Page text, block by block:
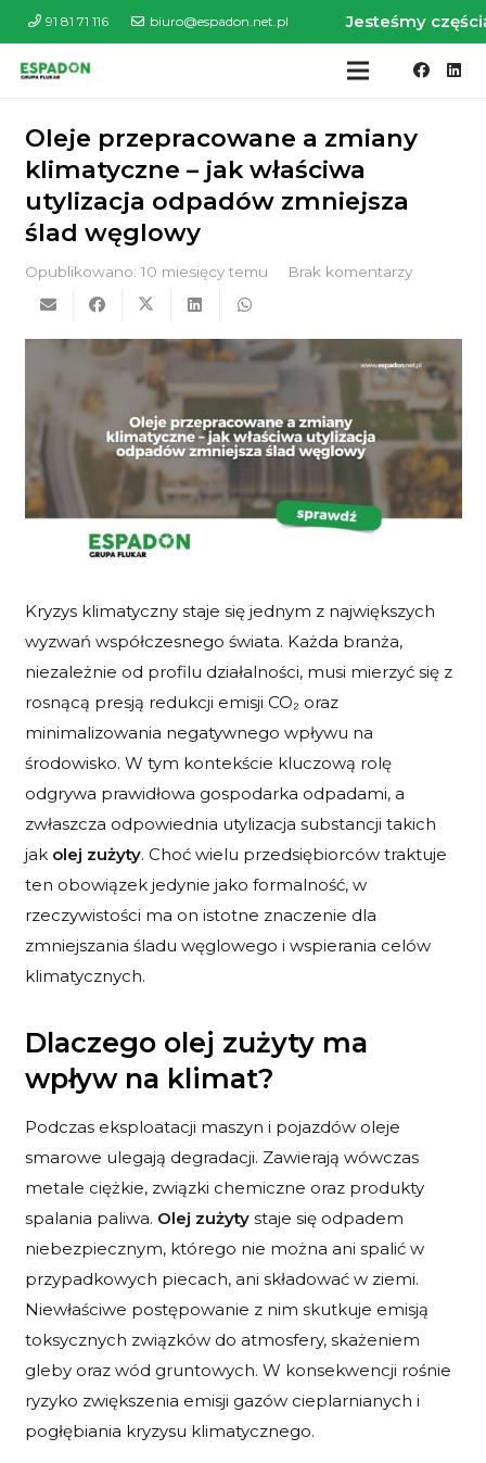
91 81 71 116 biuro@espadon.net.pl Jesteśmy
Oleje przepracowane a zmiany
klimatyczne – jak właściwa
utylizacja odpadów zmniejsza
ślad węglowy
Opublikowano: 10 miesięcy temu Brak komentarzy
Kryzys klimatyczny staje się jednym z największych
wyzwań współczesnego świata. Każda branża,
niezależnie od profilu działalności, musi mierzyć się z
rosnącą presją redukcji emisji CO₂ oraz
minimalizowania negatywnego wpływu na
środowisko. W tym kontekście kluczową rolę
odgrywa prawidłowa gospodarka odpadami, a
zwłaszcza odpowiednia utylizacja substancji takich
jak olej zużyty. Choć wielu przedsiębiorców traktuje
ten obowiązek jedynie jako formalność, w
rzeczywistości ma on istotne znaczenie dla
zmniejszania śladu węglowego i wspierania celów
klimatycznych.
Dlaczego olej zużyty ma
wpływ na klimat?
Podczas eksploatacji maszyn i pojazdów oleje
smarowe ulegają degradacji. Zawierają wówczas
metale ciężkie, związki chemiczne oraz produkty
spalania paliwa. Olej zużytystaje się odpadem
niebezpiecznym, którego nie można ani spalić w
przypadkowych piecach, ani składować w ziemi.
Niewłaściwe postępowanie z nim skutkuje emisją
toksycznych związków do atmosfery, skażeniem
gleby oraz wód gruntowych. W konsekwencji rośnie
ryzyko zwiększenia emisji gazów cieplarnianych i
pogłębiania kryzysu klimatycznego.